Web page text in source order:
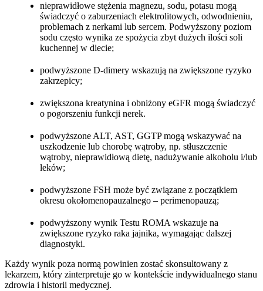
nieprawidłowe stężenia magnezu, sodu, potasu mogą
świadczyć o zaburzeniach elektrolitowych, odwodnieniu,
problemach z nerkami lub sercem. Podwyższony poziom
sodu często wynika ze spożycia zbyt dużych ilości soli
kuchennej w diecie;
podwyższone D-dimery wskazują na zwiększone ryzyko
zakrzepicy;
zwiększona kreatynina i obniżony eGFR mogą świadczyć
o pogorszeniu funkcji nerek.
podwyższone ALT, AST, GGTP mogą wskazywać na
uszkodzenie lub chorobę wątroby, np. stłuszczenie
wątroby, nieprawidłową dietę, nadużywanie alkoholu i/lub
leków;
podwyższone FSH może być związane z początkiem
okresu okołomenopauzalnego – perimenopauzą;
podwyższony wynik Testu ROMA wskazuje na
zwiększone ryzyko raka jajnika, wymagając dalszej
diagnostyki.
Każdy wynik poza normą powinien zostać skonsultowany z
lekarzem, który zinterpretuje go w kontekście indywidualnego stanu
zdrowia i historii medycznej.